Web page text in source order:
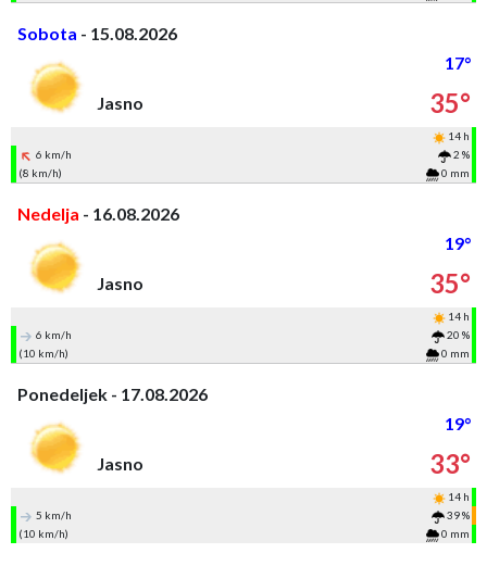
Sobota - 15.08.2026
17°
Jasno
35°
14 h
6 km/h
2 %
(8 km/h)
0 mm
Nedelja - 16.08.2026
19°
Jasno
35°
14 h
6 km/h
20 %
(10 km/h)
0 mm
Ponedeljek - 17.08.2026
19°
Jasno
33°
14 h
5 km/h
39 %
(10 km/h)
0 mm